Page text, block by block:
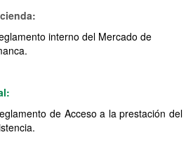
interno del Mercado de
de Acceso a la prestación del